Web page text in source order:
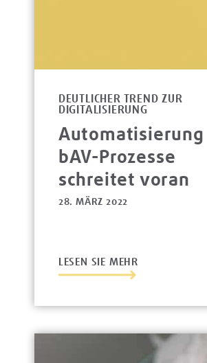
DEUTLICHER TREND ZUR
DIGITALISIERUNG
bAV-Prozesse
schreitet voran
28. MÄRZ 2022
LESEN SIE MEHR